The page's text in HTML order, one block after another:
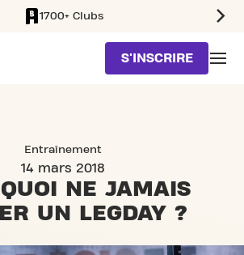
1700+ Clubs
S'INSCRIRE
Entraînement
14 mars 2018
NE JAMAIS
UN LEGDAY ?